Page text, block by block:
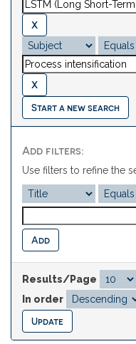
Start a new search
Add filters:
Use filters to refine the
Results/Page
In order